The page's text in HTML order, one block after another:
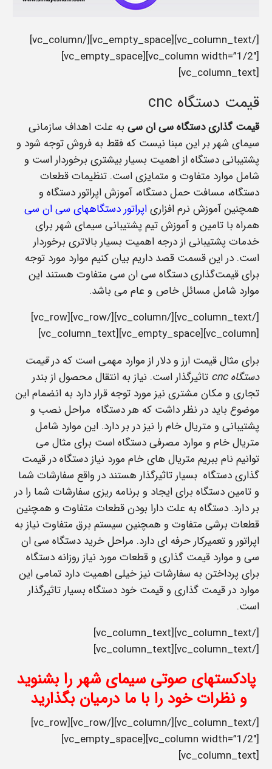
[/vc_column_text][vc_empty_space][/vc_column]
[vc_column width=”1/2″][vc_empty_space]
[vc_column_text]
قیمت دستگاه cnc
قیمت گذاری دستگاه سی ان سی به علت اهداف سازمانی
سیمای شهر بر این مبنا نیست که فقط به فروش توجه شود و
پشتیبانی دستگاه از اهمیت بسیار بیشتری برخوردار است و
شامل موارد متفاوت و متمایزی است. تنظیمات قطعات
دستگاه، مسافت حمل دستگاه، آموزش اپراتور دستگاه و
همچنین آموزش نرم افزاریاپراتور دستگاههای سی ان سی
همراه با تامین و آموزش تیم پشتیبانی سیمای شهر برای
خدمات پشتیبانی از درجه اهمیت بسیار بالاتری برخوردار
است. در این قسمت قصد داریم بیان کنیم موارد مورد توجه
برای قیمت‌گذاری دستگاه سی ان سی متفاوت هستند این
موارد شامل مسائل خاص و عام می باشد.
[/vc_column_text][/vc_column][/vc_row][vc_row]
[vc_column][vc_empty_space][vc_column_text]
برای مثال قیمت ارز و دلار از موارد مهمی است که درقیمت
دستگاه cnc
تاثیرگذار است. نیاز به انتقال محصول از بندر
تجاری و مکان مشتری نیز مورد توجه قرار دارد به انضمام این
موضوع باید در نظر داشت که هر دستگاه مراحل نصب و
پشتیبانی و متریال خام را نیز در بر دارد. این موارد شامل
متریال خام و موارد مصرفی دستگاه است برای مثال می
توانیم نام ببریم متریال های خام مورد نیاز دستگاه در قیمت
گذاری دستگاه بسیار تاثیرگذار هستند در واقع سفارشات شما
و تامین دستگاه برای ایجاد و برنامه ریزی سفارشات شما را در
بر دارد. دستگاه به علت دارا بودن قطعات متفاوت و همچنین
قطعات برشی متفاوت و همچنین سیستم برق متفاوت نیاز به
اپراتور و تعمیرکار حرفه ای دارد. مراحل خرید دستگاه سی ان
سی و موارد قیمت گذاری و قطعات مورد نیاز روزانه دستگاه
برای پرداختن به سفارشات نیز خیلی اهمیت دارد تمامی این
موارد در قیمت گذاری و قیمت خود دستگاه بسیار تاثیرگذار
است.
[/vc_column_text][vc_column_text]
[/vc_column_text][vc_column_text]
پادکستهای صوتی سیمای شهر را بشنوید
و نظرات خود را با ما درمیان بگذارید
[/vc_column_text][/vc_column][/vc_row][vc_row]
[vc_column width=”1/2″][vc_empty_space]
[vc_column_text]